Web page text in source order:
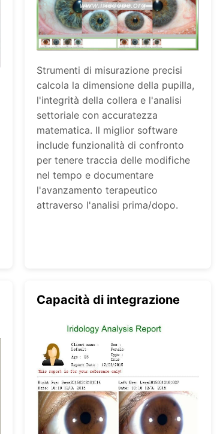
Strumenti di misurazione precisi
calcola la dimensione della pupilla,
l'integrità della collera e l'analisi
settoriale con accuratezza
matematica. Il miglior software
include funzionalità di confronto
per tenere traccia delle modifiche
nel tempo e documentare
l'avanzamento terapeutico
attraverso l'analisi prima/dopo.
Capacità di integrazione